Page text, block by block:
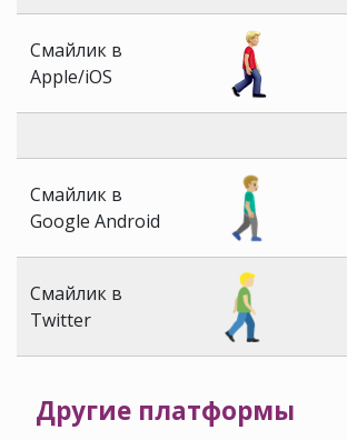
Смайлик в
Apple/iOS
Смайлик в
Google Android
Смайлик в
Twitter
Другие платформы